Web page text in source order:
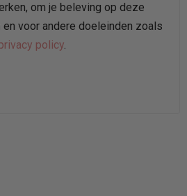
om je beleving op deze
voor andere doeleinden zoals
policy.